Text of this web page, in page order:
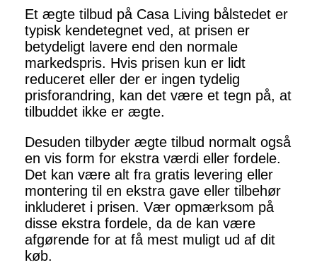
Et ægte tilbud på Casa Living bålstedet er
typisk kendetegnet ved, at prisen er
betydeligt lavere end den normale
markedspris. Hvis prisen kun er lidt
reduceret eller der er ingen tydelig
prisforandring, kan det være et tegn på, at
tilbuddet ikke er ægte.
Desuden tilbyder ægte tilbud normalt også
en vis form for ekstra værdi eller fordele.
Det kan være alt fra gratis levering eller
montering til en ekstra gave eller tilbehør
inkluderet i prisen. Vær opmærksom på
disse ekstra fordele, da de kan være
afgørende for at få mest muligt ud af dit
køb.